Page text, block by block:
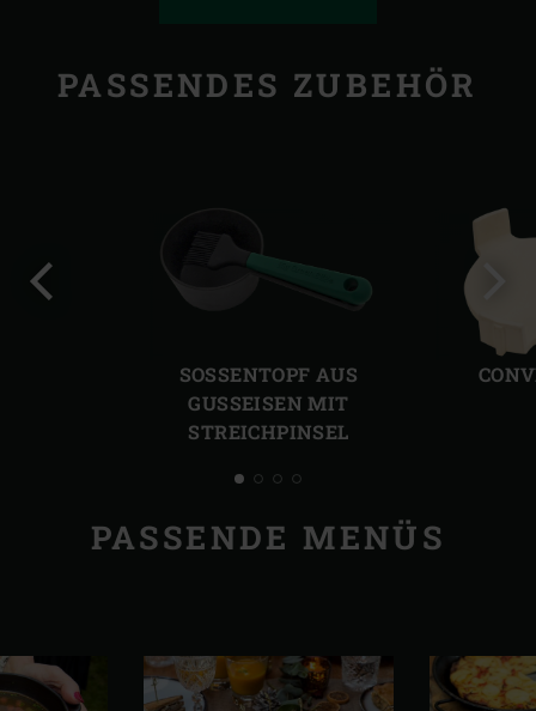
PASSENDES ZUBEHÖR
SOSSENTOPF AUS G
USSEISEN MIT S
TREICHPINSEL
Folie
PASSENDE MENÜS